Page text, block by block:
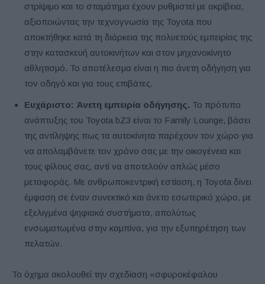
στρίψιμο και το σταμάτημα έχουν ρυθμιστεί με ακρίβεια,
αξιοποιώντας την τεχνογνωσία της Toyota που
αποκτήθηκε κατά τη διάρκεια της πολυετούς εμπειρίας της
στην κατασκευή αυτοκινήτων και στον μηχανοκίνητο
αθλητισμό. Το αποτέλεσμα είναι η πιο άνετη οδήγηση για
τον οδηγό και για τους επιβάτες.
Ευχάριστο: Άνετη εμπειρία οδήγησης. Το πρότυπο
ανάπτυξης του Toyota bZ3 είναι το Family Lounge, βάσει
της αντίληψης πως τα αυτοκίνητα παρέχουν τον χώρο για
να απολαμβάνετε τον χρόνο σας με την οικογένεια και
τους φίλους σας, αντί να αποτελούν απλώς μέσο
μεταφοράς. Με ανθρωποκεντρική εστίαση, η Toyota δίνει
έμφαση σε έναν συνεκτικό και άνετο εσωτερικό χώρο, με
εξελιγμένα ψηφιακά συστήματα, απολύτως
ενσωματωμένα στην καμπίνα, για την εξυπηρέτηση των
πελατών.
Το όχημα ακολουθεί την σχεδίαση «σφυροκέφαλου